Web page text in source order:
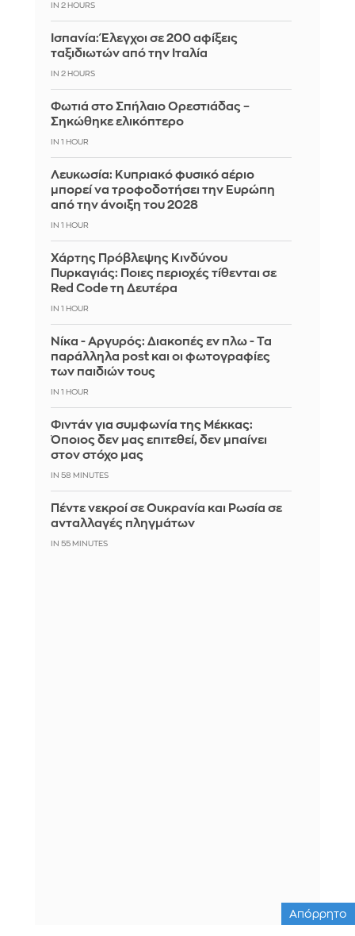
IN 2 HOURS
Ισπανία: Έλεγχοι σε 200 αφίξεις
ταξιδιωτών από την Ιταλία
IN 2 HOURS
Φωτιά στο Σπήλαιο Ορεστιάδας –
Σηκώθηκε ελικόπτερο
IN 1 HOUR
Λευκωσία: Κυπριακό φυσικό αέριο
μπορεί να τροφοδοτήσει την Ευρώπη
από την άνοιξη του 2028
IN 1 HOUR
Χάρτης Πρόβλεψης Κινδύνου
Πυρκαγιάς: Ποιες περιοχές τίθενται σε
Red Code τη Δευτέρα
IN 1 HOUR
Νίκα - Αργυρός: Διακοπές εν πλω - Τα
παράλληλα post και οι φωτογραφίες
των παιδιών τους
IN 1 HOUR
Φιντάν για συμφωνία της Μέκκας:
Όποιος δεν μας επιτεθεί, δεν μπαίνει
στον στόχο μας
IN 58 MINUTES
Πέντε νεκροί σε Ουκρανία και Ρωσία σε
ανταλλαγές πληγμάτων
IN 55 MINUTES
Απόρρητο